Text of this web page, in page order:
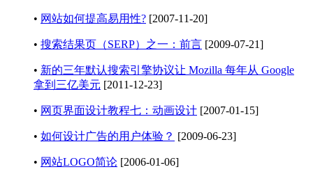
• 网站如何提高易用性? [2007-11-20]
• 搜索结果页（SERP）之一：前言 [2009-07-21]
• 新的三年默认搜索引擎协议让 Mozilla 每年从 Google
拿到三亿美元 [2011-12-23]
• 网页界面设计教程七：动画设计 [2007-01-15]
• 如何设计广告的用户体验？ [2009-06-23]
• 网站LOGO简论 [2006-01-06]